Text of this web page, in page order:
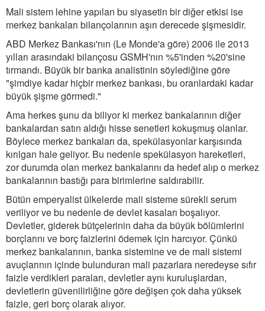
Mali sistem lehine yapılan bu siyasetin bir diğer etkisi ise
merkez bankaları bilançolarının aşırı derecede şişmesidir.
ABD Merkez Bankası'nın (Le Monde'a göre) 2006 ile 2013
yılları arasındaki bilançosu GSMH'nın %5'inden %20'sine
tırmandı. Büyük bir banka analistinin söylediğine göre
"şimdiye kadar hiçbir merkez bankası, bu oranlardaki kadar
büyük şişme görmedi."
Ama herkes şunu da biliyor ki merkez bankalarının diğer
bankalardan satın aldığı hisse senetleri kokuşmuş olanlar.
Böylece merkez bankaları da, spekülasyonlar karşısında
kırılgan hale geliyor. Bu nedenle spekülasyon hareketleri,
zor durumda olan merkez bankalarını da hedef alıp o merkez
bankalarının bastığı para birimlerine saldırabilir.
Bütün emperyalist ülkelerde mali sisteme sürekli serum
veriliyor ve bu nedenle de devlet kasaları boşalıyor.
Devletler, giderek bütçelerinin daha da büyük bölümlerini
borçlarını ve borç faizlerini ödemek için harcıyor. Çünkü
merkez bankalarının, banka sistemine ve de mali sistemi
avuçlarının içinde bulunduran mali pazarlara neredeyse sıfır
faizle verdikleri paraları, devletler aynı kuruluşlardan,
devletlerin güvenilirliğine göre değişen çok daha yüksek
faizle, geri borç olarak alıyor.